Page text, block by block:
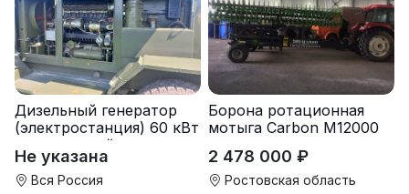
Дизельный генератор
(электростанция) 60 кВт
-автономный источник
электроэнергии
Не указана
Вся Россия
Борона ротационная
мотыга Carbon М12000
2 478 000 ₽
Ростовская область